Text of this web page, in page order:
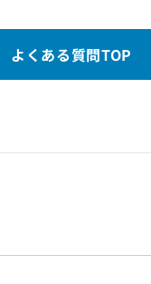
よくある質問TOP